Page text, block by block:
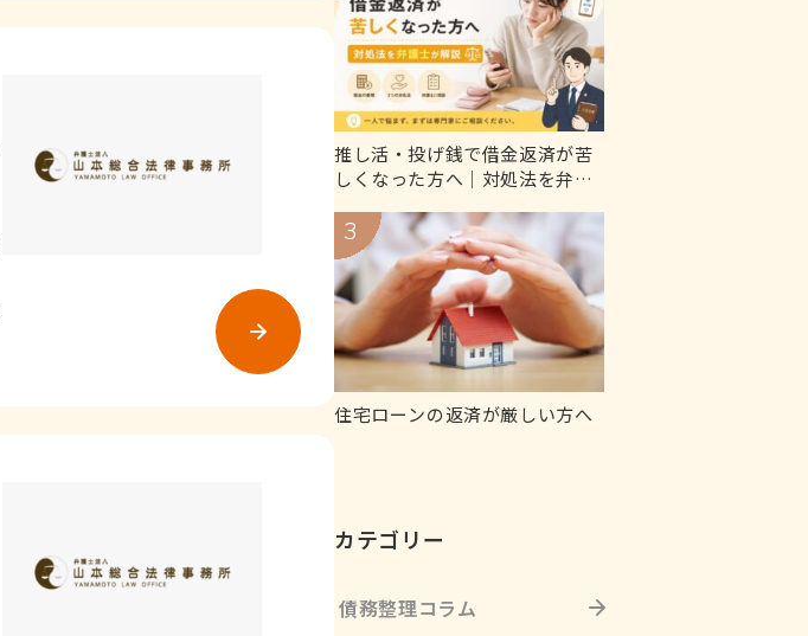
推し活・投げ銭で借金返済が苦
しくなった方へ｜対処法を弁護
住宅ローンの返済が厳しい方へ
カテゴリー
債務整理コラム